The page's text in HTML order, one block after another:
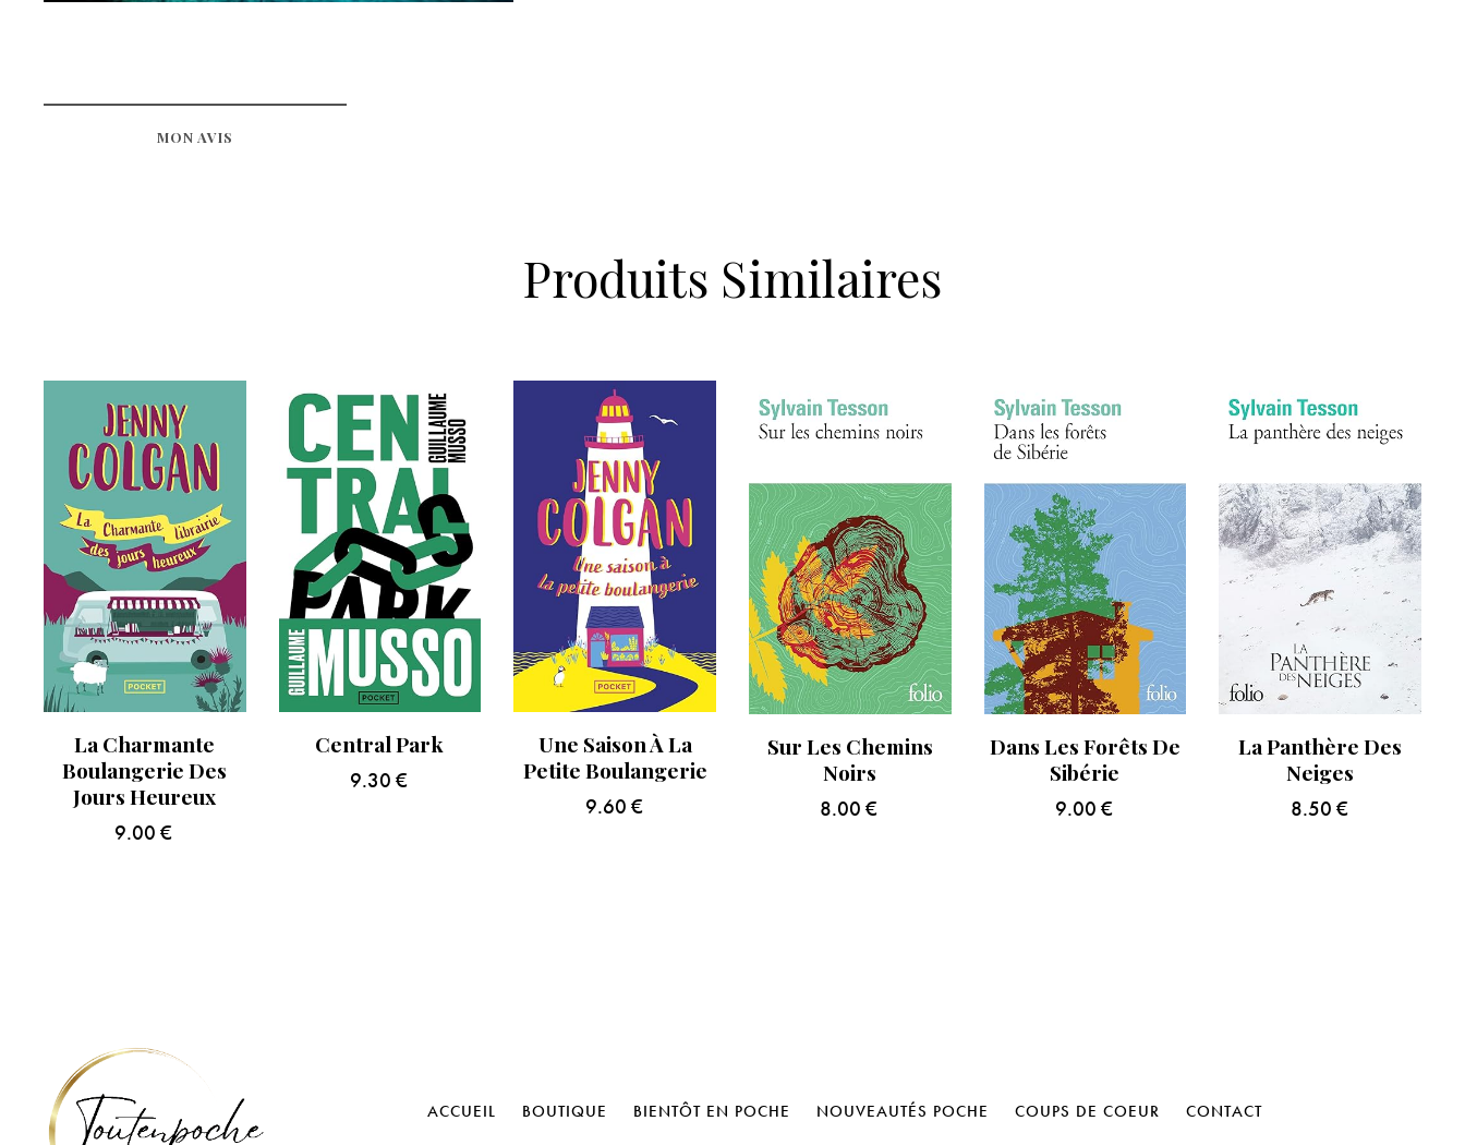
MON AVIS
Produits Similaires
La Charmante
Boulangerie Des
Jours Heureux
9.00€
Central Park
9.30 €
Une Saison À La
Petite Boulangerie
9.60 €
Sur Les Chemins
Noirs
8.00€
Dans Les Forêts De
Sibérie
9.00 €
La Panthère Des
Neiges
8.50 €
ACCUEIL BOUTIQUE BIENTÔT EN POCHE NOUVEAUTÉS POCHE COUPS DE COEUR CONTACT